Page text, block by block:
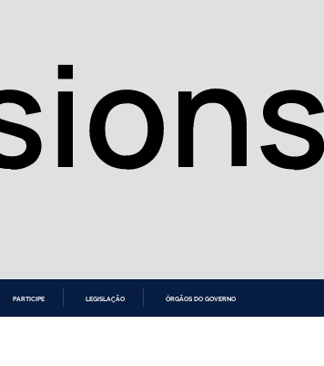
PARTICIPE LEGISLAÇÃO ÓRGÃOS DO GOVERNO